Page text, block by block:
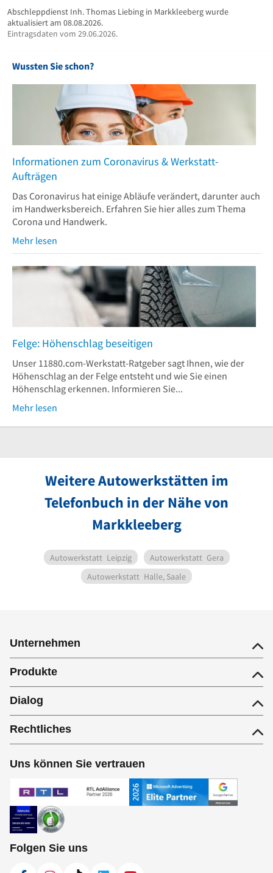
Abschleppdienst Inh. Thomas Liebing in Markkleeberg wurde
aktualisiert am 08.08.2026.
Eintragsdaten vom 29.06.2026.
Wussten Sie schon?
Informationen zum Coronavirus & Werkstatt-
Aufträgen
Das Coronavirus hat einige Abläufe verändert, darunter auch
im Handwerksbereich. Erfahren Sie hier alles zum Thema
Corona und Handwerk.
Mehr lesen
Felge: Höhenschlag beseitigen
Unser 11880.com-Werkstatt-Ratgeber sagt Ihnen, wie der
Höhenschlag an der Felge entsteht und wie Sie einen
Höhenschlag erkennen. Informieren Sie...
Mehr lesen
Weitere Autowerkstätten im
Telefonbuch in der Nähe von
Markkleeberg
Autowerkstatt Leipzig Autowerkstatt Gera
Autowerkstatt Halle, Saale
Unternehmen
Produkte
Dialog
Rechtliches
Uns können Sie vertrauen
Folgen Sie uns